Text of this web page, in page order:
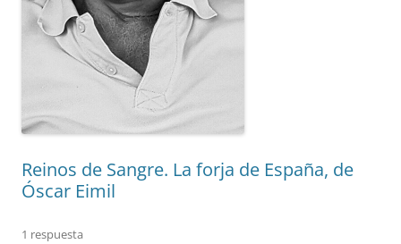
Reinos de Sangre. La forja de España, de
Óscar Eimil
1 respuesta